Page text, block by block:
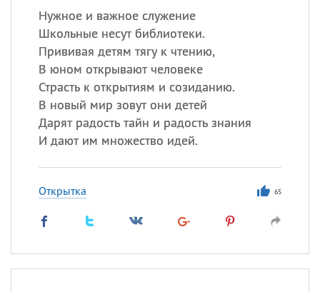
Нужное и важное служение
Школьные несут библиотеки.
Прививая детям тягу к чтению,
В юном открывают человеке
Страсть к открытиям и созиданию.
В новый мир зовут они детей
Дарят радость тайн и радость знания
И дают им множество идей.
Открытка 65